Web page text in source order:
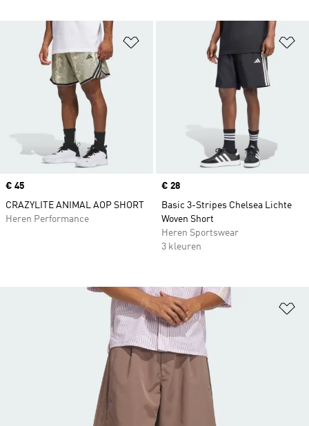
Op verlanglijst zetten
Price
€ 45
CRAZYLITE ANIMAL AOP SHORT
Heren Performance
Price
€ 28
Basic 3-Stripes Chelsea Lichte
Woven Short
Heren Sportswear
3 kleuren